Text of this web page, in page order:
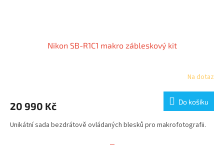
Nikon SB-R1C1 makro zábleskový kit
Na dotaz
20 990 Kč Do košíku
Unikátní sada bezdrátově ovládaných blesků pro makrofotografii.